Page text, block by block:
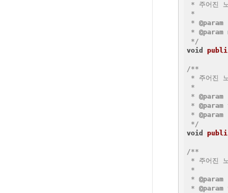
* 주어진
*
* @param
* @param
*/
void
/**
* 주어진
*
* @param
* @param
* @param
*/
void
/**
* 주어진
*
* @param
* @param